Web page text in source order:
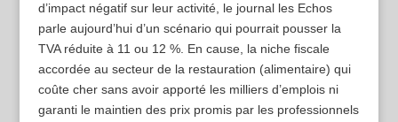
d’impact négatif sur leur activité, le journal les Echos
parle aujourd’hui d’un scénario qui pourrait pousser la
TVA réduite à 11 ou 12 %. En cause, la niche fiscale
accordée au secteur de la restauration (alimentaire) qui
coûte cher sans avoir apporté les milliers d’emplois ni
garanti le maintien des prix promis par les professionnels